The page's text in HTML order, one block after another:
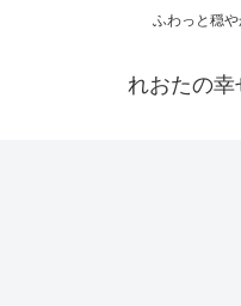
ふわっと穏
れおたの